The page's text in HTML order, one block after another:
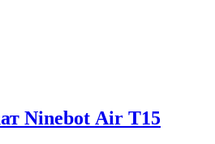
Ninebot Air T15